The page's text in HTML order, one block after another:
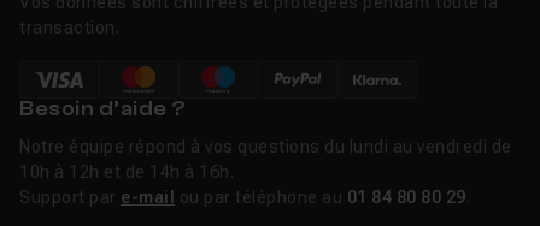
ressemblent mais divergent totalement dans leur
utilisation, et un même résultat peut être obtenu grâce à
des combinaisons d'outils totalement différentes.
Il est important de noter qu'une manipulation courante,
grand nombre d'outils selon la méthode utilisée et
l'image à travailler, et que la diversité de Photoshop
permet d'obtenir un résultat professionnel.
transaction.
Besoin d’aide ?
Notre équipe répond à vos questions du lundi au vendredi de
10h à 12h et de 14h à 16h.
Support par e-mail ou par téléphone au 01 84 80 80 29